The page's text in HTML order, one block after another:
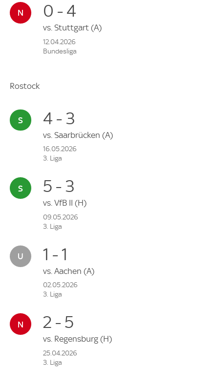
0 - 4
vs. Stuttgart (A)
12.04.2026
Bundesliga
Rostock
4 - 3
vs. Saarbrücken (A)
16.05.2026
3. Liga
5 - 3
vs. VfB II (H)
09.05.2026
3. Liga
1 - 1
vs. Aachen (A)
02.05.2026
3. Liga
2 - 5
vs. Regensburg (H)
25.04.2026
3. Liga